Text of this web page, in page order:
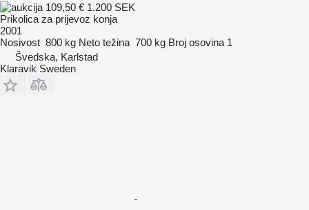
109,50 € 1.200 SEK
Prikolica za prijevoz konja
2001
Nosivost 800 kg Neto težina 700 kg Broj osovina 1
Švedska, Karlstad
Klaravik Sweden